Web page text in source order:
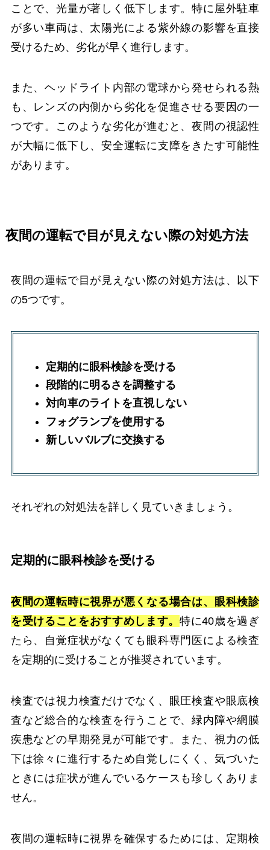
ことで、光量が著しく低下します。特に屋外駐車
が多い車両は、太陽光による紫外線の影響を直接
受けるため、劣化が早く進行します。
また、ヘッドライト内部の電球から発せられる熱
も、レンズの内側から劣化を促進させる要因の一
つです。このような劣化が進むと、夜間の視認性
が大幅に低下し、安全運転に支障をきたす可能性
があります。
夜間の運転で目が見えない際の対処方法
夜間の運転で目が見えない際の対処方法は、以下
の5つです。
定期的に眼科検診を受ける
段階的に明るさを調整する
対向車のライトを直視しない
フォグランプを使用する
新しいバルブに交換する
それぞれの対処法を詳しく見ていきましょう。
定期的に眼科検診を受ける
夜間の運転時に視界が悪くなる場合は、眼科検診
を受けることをおすすめします。特に40歳を過ぎ
たら、自覚症状がなくても眼科専門医による検査
を定期的に受けることが推奨されています。
検査では視力検査だけでなく、眼圧検査や眼底検
査など総合的な検査を行うことで、緑内障や網膜
疾患などの早期発見が可能です。また、視力の低
下は徐々に進行するため自覚しにくく、気づいた
ときには症状が進んでいるケースも珍しくありま
せん。
夜間の運転時に視界を確保するためには、定期検